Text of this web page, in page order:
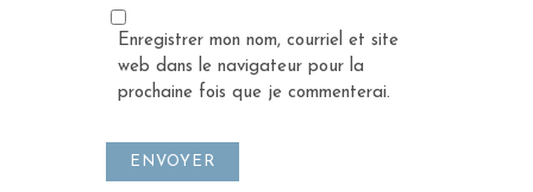
Enregistrer mon nom, courriel et site
web dans le navigateur pour la
prochaine fois que je commenterai.